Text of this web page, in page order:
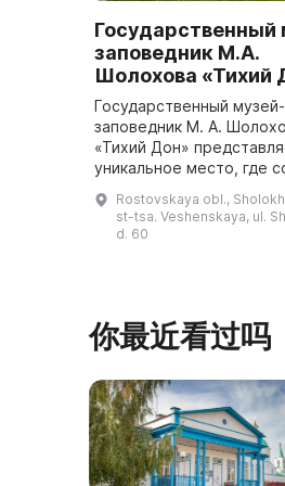
Государственный
заповедник М.А.
Шолохова «Тихий
Государственный музей-
заповедник М. А.
«Тихий Дон»
уникальное место, где
археологии, а также
мемориальные
Rostovskaya obl.,
st-tsa. Veshenskaya, ul.
d. 60
你最近看过吗